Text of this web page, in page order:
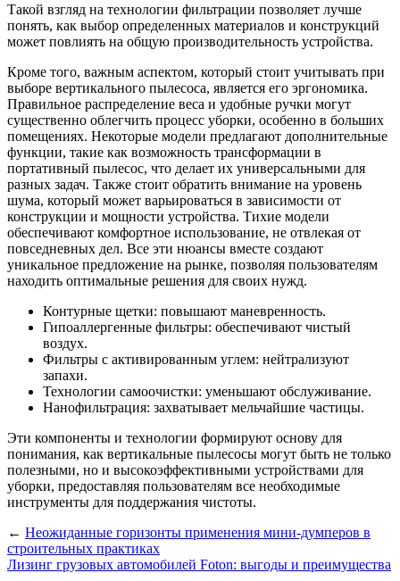
Такой взгляд на технологии фильтрации позволяет лучше
понять, как выбор определенных материалов и конструкций
может повлиять на общую производительность устройства.
Кроме того, важным аспектом, который стоит учитывать при
выборе вертикального пылесоса, является его эргономика.
Правильное распределение веса и удобные ручки могут
существенно облегчить процесс уборки, особенно в больших
помещениях. Некоторые модели предлагают дополнительные
функции, такие как возможность трансформации в
портативный пылесос, что делает их универсальными для
разных задач. Также стоит обратить внимание на уровень
шума, который может варьироваться в зависимости от
конструкции и мощности устройства. Тихие модели
обеспечивают комфортное использование, не отвлекая от
повседневных дел. Все эти нюансы вместе создают
уникальное предложение на рынке, позволяя пользователям
находить оптимальные решения для своих нужд.
Контурные щетки: повышают маневренность.
Гипоаллергенные фильтры: обеспечивают чистый
воздух.
Фильтры с активированным углем: нейтрализуют
запахи.
Технологии самоочистки: уменьшают обслуживание.
Нанофильтрация: захватывает мельчайшие частицы.
Эти компоненты и технологии формируют основу для
понимания, как вертикальные пылесосы могут быть не только
полезными, но и высокоэффективными устройствами для
уборки, предоставляя пользователям все необходимые
инструменты для поддержания чистоты.
← Неожиданные горизонты применения мини-думперов в
строительных практиках
Лизинг грузовых автомобилей Foton: выгоды и преимущества